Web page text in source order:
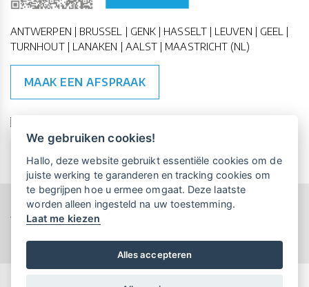
ANTWERPEN | BRUSSEL | GENK | HASSELT | LEUVEN | GEEL |
TURNHOUT | LANAKEN | AALST | MAASTRICHT (NL)
MAAK EEN AFSPRAAK
🇪🇺 🇧🇪
Copyright All Rights Reserved © 2015-2026 UP-TO-DATE
WebDesign
Privacy & Cookies
Locations Algemene Voorwaarden
We gebruiken cookies!
Hallo, deze website gebruikt essentiële cookies om de
juiste werking te garanderen en tracking cookies om
te begrijpen hoe u ermee omgaat. Deze laatste
worden alleen ingesteld na uw toestemming.
Laat me kiezen
Alles accepteren
Vrijblijvende kennismaking?Boek
een persoonlijke demo.
Maandelijks gratis opleidingen
voor UP-TO-DATE Klanten: